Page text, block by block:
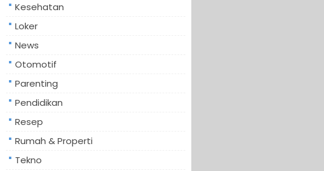
Kesehatan
Loker
News
Otomotif
Parenting
Pendidikan
Resep
Rumah & Properti
Tekno